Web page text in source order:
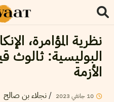
نظرية المؤامرة،
البوليسية: ثالوث
الأزمة
10 جانفي 2023
/نجلاء بن صالح